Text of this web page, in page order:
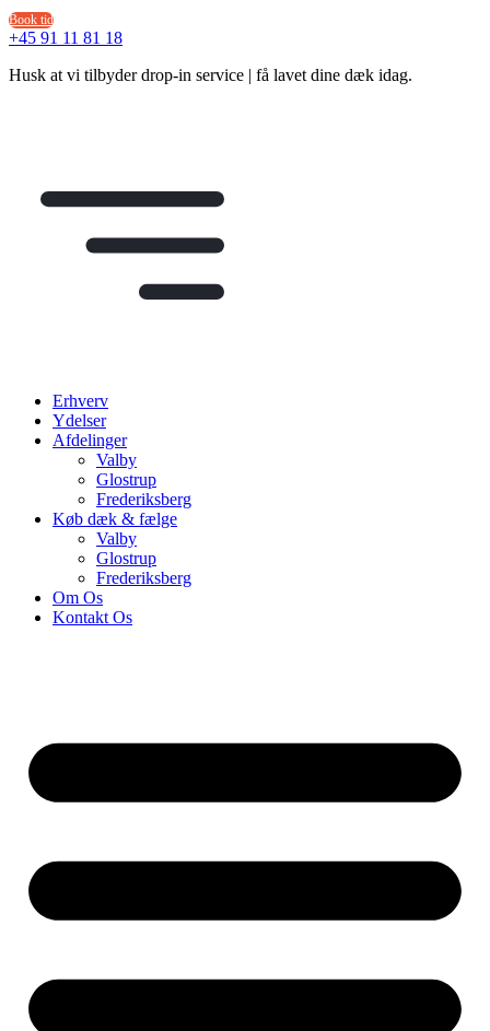
Videre
til
Book tid
+45 91 11 81 18
Husk at vi tilbyder drop-in service | få lavet dine dæk idag.
Erhverv
Ydelser
Afdelinger
Valby
Glostrup
Frederiksberg
Køb dæk & fælge
Valby
Glostrup
Frederiksberg
Om Os
Kontakt Os